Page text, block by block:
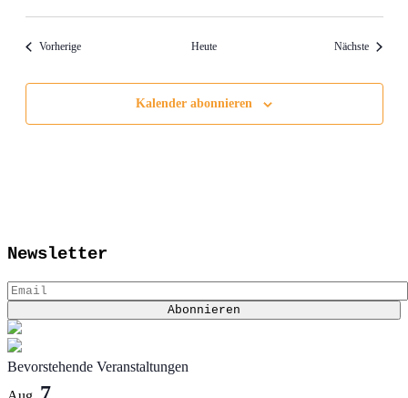
VorherigeVeranstaltungen Heute Nächste
Kalender abonnieren
Newsletter
Bevorstehende Veranstaltungen
7